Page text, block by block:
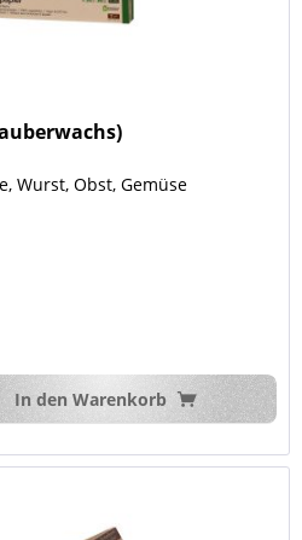
Wurst, Obst, Gemüse
In den Warenkorb